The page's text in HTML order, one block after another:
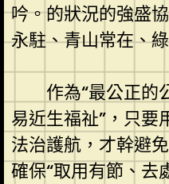
吟。的狀況的強盛
永駐、青山常在、
作為“最公正的
易近生福祉”，只要
法治護航，才幹避
確保“取用有節、去